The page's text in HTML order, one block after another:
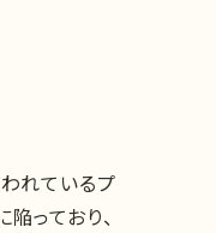
れているプ
っており、